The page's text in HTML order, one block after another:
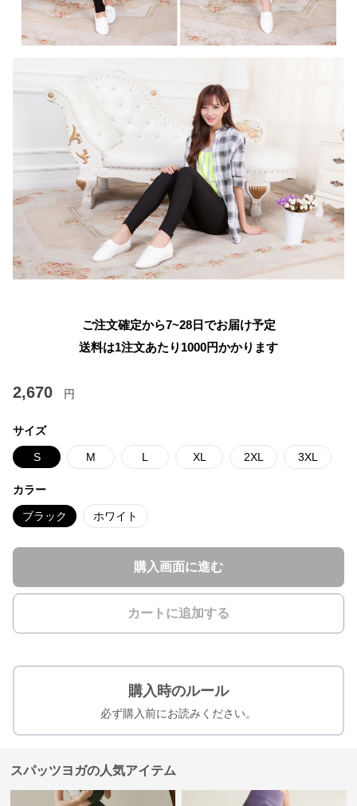
ご注文確定から7~28日でお届け予定
送料は1注文あたり 1000円かかります
2,670 円
サイズ
S M L XL 2XL 3XL
カラー
ブラック ホワイト
購入画面に進む
カートに追加する
購入時のルール
必ず購入前にお読みください。
スパッツヨガの人気アイテム